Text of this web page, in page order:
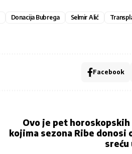
Donacija Bubrega Selmir Alić
Facebook
Ovo je pet horoskopskih
kojima sezona Ribe donosi
sreću